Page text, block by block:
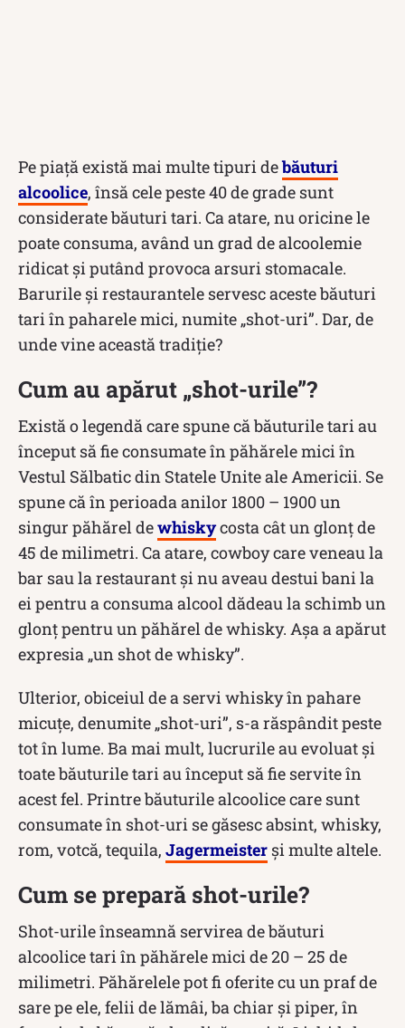
Pe piață există mai multe tipuri debăuturi
alcoolice, însă cele peste 40 de grade sunt
considerate băuturi tari. Ca atare, nu oricine le
poate consuma, având un grad de alcoolemie
ridicat și putând provoca arsuri stomacale.
Barurile și restaurantele servesc aceste băuturi
tari în paharele mici, numite „shot-uri”. Dar, de
unde vine această tradiție?
Cum au apărut „shot-urile”?
Există o legendă care spune că băuturile tari au
început să fie consumate în păhărele mici în
Vestul Sălbatic din Statele Unite ale Americii. Se
spune că în perioada anilor 1800 – 1900 un
singur păhărel dewhiskycosta cât un glonț de
45 de milimetri. Ca atare, cowboy care veneau la
bar sau la restaurant și nu aveau destui bani la
ei pentru a consuma alcool dădeau la schimb un
glonț pentru un păhărel de whisky. Așa a apărut
expresia „un shot de whisky”.
Ulterior, obiceiul de a servi whisky în pahare
micuțe, denumite „shot-uri”, s-a răspândit peste
tot în lume. Ba mai mult, lucrurile au evoluat și
toate băuturile tari au început să fie servite în
acest fel. Printre băuturile alcoolice care sunt
consumate în shot-uri se găsesc absint, whisky,
rom, votcă, tequila, Jagermeister și multe altele.
Cum se prepară shot-urile?
Shot-urile înseamnă servirea de băuturi
alcoolice tari în păhărele mici de 20 – 25 de
milimetri. Păhărelele pot fi oferite cu un praf de
sare pe ele, felii de lămâi, ba chiar și piper, în